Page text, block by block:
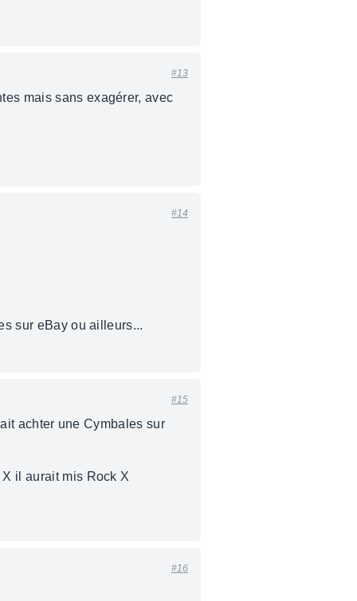
#13
mais sans exagérer, avec
#14
sur eBay ou ailleurs...
#15
achter une Cymbales sur
il aurait mis Rock X
#16